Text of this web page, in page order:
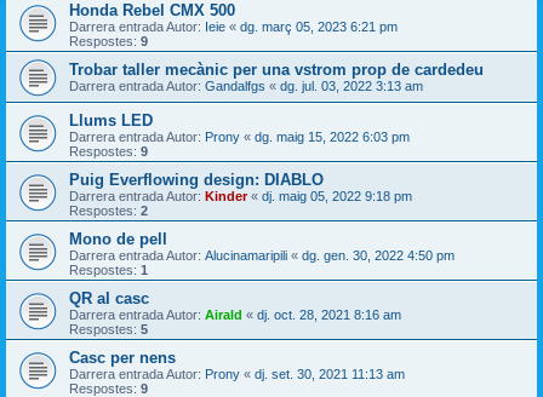
Honda Rebel CMX 500
Darrera entrada Autor: Ieie « dg. març 05, 2023 6:21 pm
Respostes: 9
Trobar taller mecànic per una vstrom prop de cardedeu
Darrera entrada Autor: Gandalfgs « dg. jul. 03, 2022 3:13 am
Llums LED
Darrera entrada Autor: Prony « dg. maig 15, 2022 6:03 pm
Respostes: 9
Puig Everflowing design: DIABLO
Darrera entrada Autor: Kinder« dj. maig 05, 2022 9:18 pm
Respostes: 2
Mono de pell
Darrera entrada Autor: Alucinamaripili « dg. gen. 30, 2022 4:50 pm
Respostes: 1
QR al casc
Darrera entrada Autor: Airald « dj. oct. 28, 2021 8:16 am
Respostes: 5
Casc per nens
Darrera entrada Autor: Prony « dj. set. 30, 2021 11:13 am
Respostes: 9